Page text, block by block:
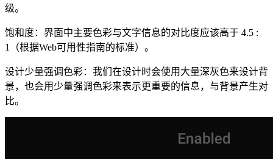
级。
饱和度：界面中主要色彩与文字信息的对比度应该高于 4.5 :
1（根据Web可用性指南的标准）。
设计少量强调色彩：我们在设计时会使用大量深灰色来设计背
景，也会用少量强调色彩来表示更重要的信息，与背景产生对
比。